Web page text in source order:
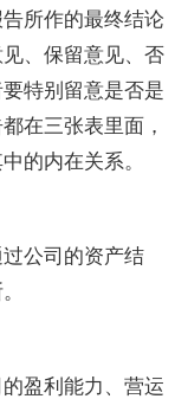
所作的最终结论
、保留意见、否
特别留意是否是
在三张表里面，
的内在关系。
公司的资产结
盈利能力、营运